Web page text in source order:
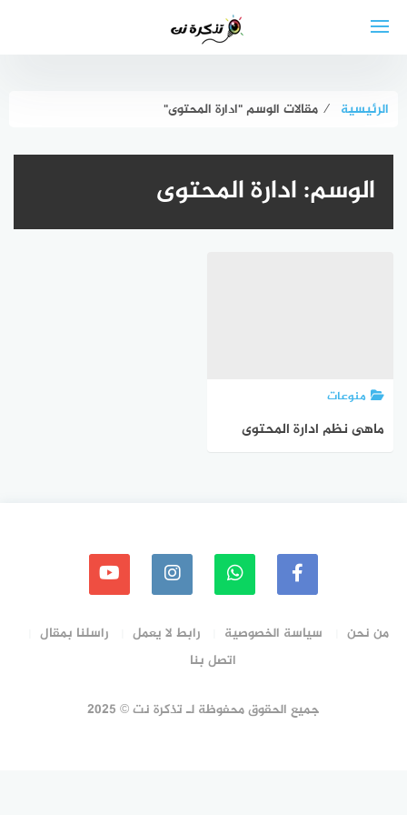
الرئيسية ⁄ مقالات الوسم "ادارة المحتوى"
الوسم:ادارة المحتوى
منوعات
ماهى نظم ادارة المحتوى
من نحن سياسة الخصوصية رابط لا يعمل
راسلنا بمقال
اتصل بنا
جميع الحقوق محفوظة لـ تذكرة نت © 2025